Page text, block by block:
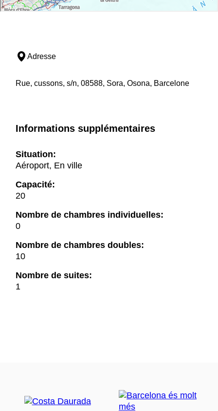
Adresse
Rue, cussons, s/n, 08588, Sora, Osona, Barcelone
Informations supplémentaires
Situation:
Aéroport, En ville
Capacité:
20
Nombre de chambres individuelles:
0
Nombre de chambres doubles:
10
Nombre de suites:
1